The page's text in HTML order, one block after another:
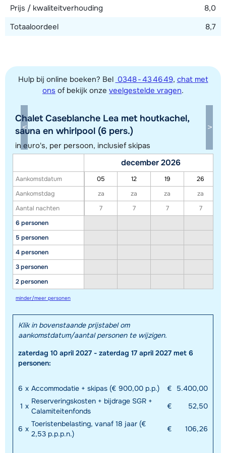
Toon alle accommodaties in dit gebied
Deze kaart geeft een indicatie van de ligging van onze accommodaties. De
exacte locatie kan enigszins afwijken.
Prijs / kwaliteitverhouding
8,0
Totaaloordeel
8,7
Hulp bij online boeken? Bel 0348 - 43 46 49, chat met
ons of bekijk onze veelgestelde vragen.
Chalet Caseblanche Lea met houtkachel,
sauna en whirlpool (6 pers.)
in euro's, per persoon, inclusief skipas
Aankomstdatum
Aankomstdag
Aantal nachten
6 personen
5 personen
4 personen
3 personen
2 personen
december 2026
05 12 19
26
za
za za
za
7
7 7 7
minder/meer personen
Klik in bovenstaande prijstabel om
aankomstdatum/aantal personen te wijzigen.
zaterdag 10 april 2027 - zaterdag 17 april 2027 met 6
personen:
6 x Accommodatie + skipas (€ 900,00 p.p.) €
5.400,00
1 x
Reserveringskosten + bijdrage SGR +
Calamiteitenfonds
€ 52,50
6 x
Toeristenbelasting, vanaf 18 jaar (€
2,53 p.p.p.n.)
€ 106,26